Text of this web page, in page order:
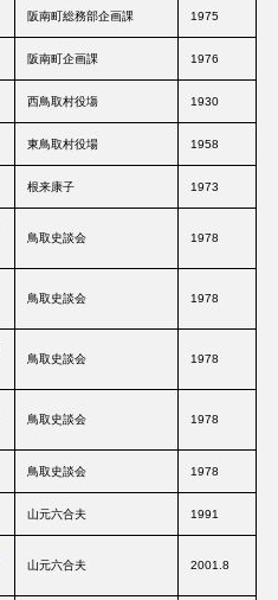
阪南町総務部企画課 1975
阪南町企画課 1976
西鳥取村役塲 1930
東鳥取村役場 1958
根来康子 1973
鳥取史談会 1978
鳥取史談会 1978
鳥取史談会 1978
鳥取史談会 1978
鳥取史談会 1978
山元六合夫 1991
山元六合夫 2001.8